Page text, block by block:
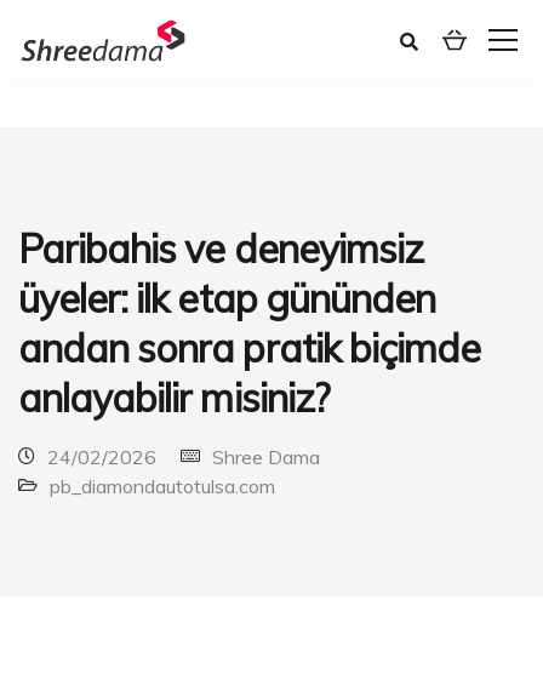
Paribahis ve deneyimsiz
üyeler: ilk etap gününden
andan sonra pratik biçimde
anlayabilir misiniz?
24/02/2026
Shree Dama
pb_diamondautotulsa.com